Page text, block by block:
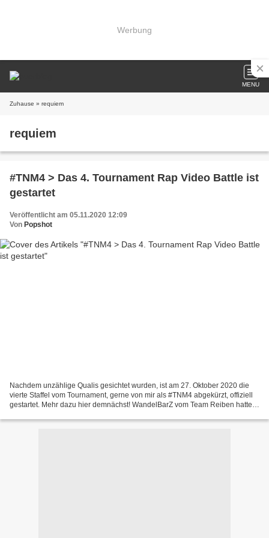
Werbung
MENU
Zuhause » requiem
requiem
#TNM4 > Das 4. Tournament Rap Video Battle ist
gestartet
Veröffentlicht am 05.11.2020 12:09
Von Popshot
Nachdem unzählige Qualis gesichtet wurden, ist am 27. Oktober 2020 die
vierte Staffel vom Tournament, gerne von mir als #TNM4 abgekürzt, offiziell
gestartet. Mehr dazu hier demnächst! WandelBarZ vom Team Reiben hatte